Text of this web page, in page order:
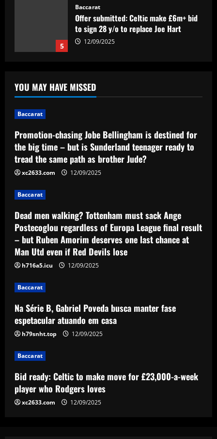
5
Baccarat
Offer submitted: Celtic make £6m+ bid
to sign 28 y/o to replace Joe Hart
12/09/2025
destined for the big time – but is
Sunderland teenager ready to tread the
2
Dead men walking? Tottenham must
sack Ange Postecoglou regardless of
Europa League final result – but Ruben
Amorim deserves one last chance at
3
manter fase espetacular atuando em
casa
12/09/2025
Baccarat
Bid ready: Celtic to make move for
Baccarat
Offer submitted: Celtic make £6m+ bid
YOU MAY HAVE MISSED
Baccarat
Promotion-chasing Jobe Bellingham is destined for
the big time – but is Sunderland teenager ready to
tread the same path as brother Jude?
xc2633.com 12/09/2025
Baccarat
Dead men walking? Tottenham must sack Ange
Postecoglou regardless of Europa League final result
– but Ruben Amorim deserves one last chance at
Man Utd even if Red Devils lose
h716a5.icu 12/09/2025
Baccarat
Na Série B, Gabriel Poveda busca manter fase
espetacular atuando em casa
h79snht.top 12/09/2025
Baccarat
Bid ready: Celtic to make move for £23,000-a-week
player who Rodgers loves
xc2633.com 12/09/2025